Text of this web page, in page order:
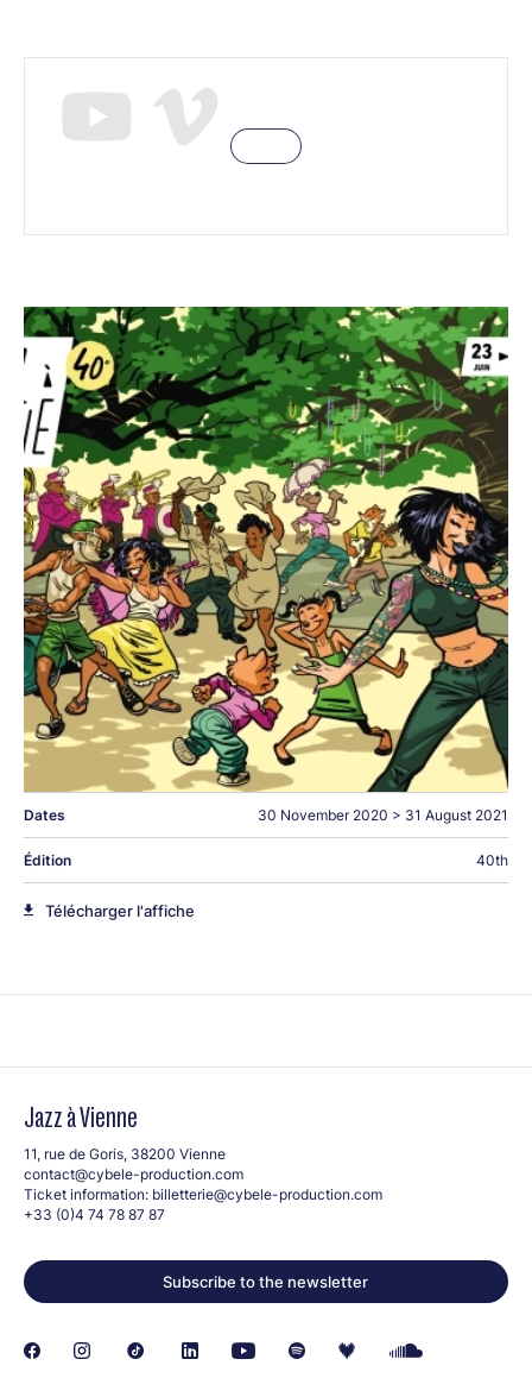
Dates 30 November 2020 > 31 August 2021
Édition 40th
Télécharger l'affiche
Jazz à Vienne
11, rue de Goris, 38200 Vienne
contact@cybele-production.com
Ticket information: billetterie@cybele-production.com
+33 (0)4 74 78 87 87
Subscribe to the newsletter